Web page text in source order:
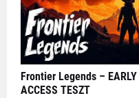
Frontier Legends – EARLY
ACCESS TESZT